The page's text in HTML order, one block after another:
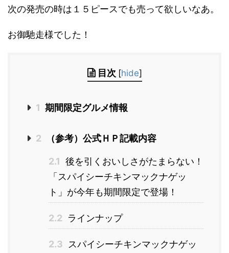
次の発売の時は１５ピースでも売って欲しいなあ。
お御馳走様でした！
目次 [hide]
1 期間限定グルメ情報
2 （参考）公式ＨＰ記載内容
2.1 後を引くおいしさがたまらない！
「スパイシーチキンマックナゲッ
ト」が今年も期間限定で登場！
2.2 ラインナップ
2.3
スパイシーチキンマックナゲッ